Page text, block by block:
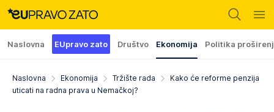
Naslovna EUpravo zato Društvo Ekonomija Politika
Naslovna Ekonomija Tržište rada
Kako će reforme penzija
uticati na radna prava u Nemačkoj?